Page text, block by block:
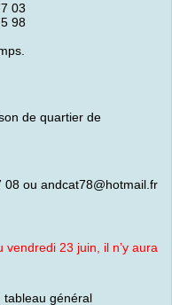
03
98
de quartier de
ou andcat78@hotmail.fr
vendredi 23 juin, il n’y aura
tableau général